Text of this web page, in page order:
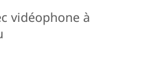
vidéophone à